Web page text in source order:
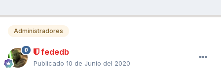
Administradores
fededb
Publicado 10 de Junio del 2020